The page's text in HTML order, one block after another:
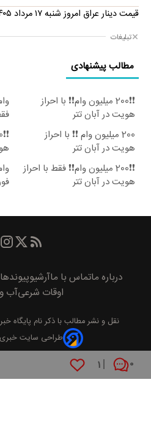
۰ ۱
قیمت دینار عراق امروز شنبه ۱۷ مرداد ۱۴۰۵
تبلیغات
مطالب پیشنهادی
❗❗200 میلیون وام❗❗ با احراز
هویت در آبان تتر
200 میلیون وام ❗❗ با احراز
هویت در آبان تتر
❗❗200 میلیون وام❗❗ فقط با احراز
هویت در آبان تتر
درباره ماتماس با ماآرشیو
اوقات شرعیآب
نقل و نشر مطالب با ذکر نام پايگاه
طراحی سایت خبری